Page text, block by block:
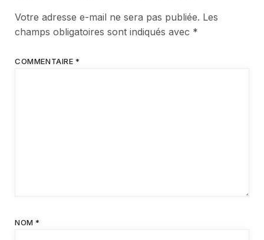
Votre adresse e-mail ne sera pas publiée. Les
champs obligatoires sont indiqués avec *
COMMENTAIRE*
NOM*